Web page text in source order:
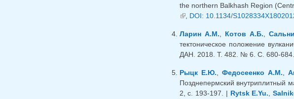
the northern Balkhash Region
(внешняя ссылка)
, DOI: 10.1134/
Ларин А.М., Котов А.Б.,
тектоническое положение
ДАН. 2018. Т. 482. № 6. С. 680-684.
Рыцк Е.Ю., Федосеенко А.М.,
Позднепермский внутриплитный
2, с. 193-197. | Rytsk E.Yu.,